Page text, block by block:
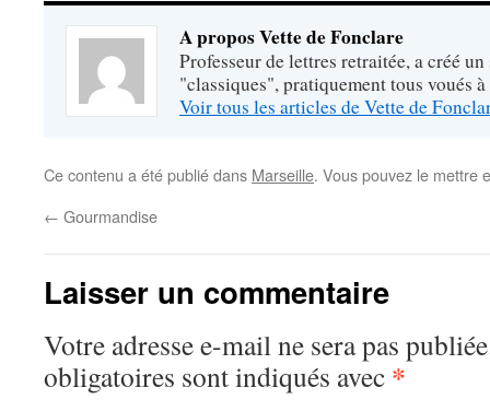
A propos Vette de Fonclare
Professeur de lettres retraitée, a créé
"classiques", pratiquement tous voués
Voir tous les articles de Vette de
Ce contenu a été publié dans Marseille. Vous pouvez le mettre
← Gourmandise
Laisser un commentaire
Votre adresse e-mail ne sera pas
obligatoires sont indiqués avec *